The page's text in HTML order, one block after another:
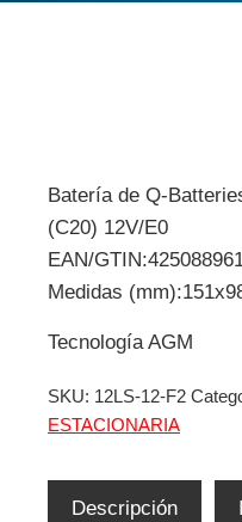
Batería de Q-
(C20) 12V/E0
EAN/
Medidas
Tecnología AGM
SKU: 12LS-12-F2
ESTACIONARIA
Descripción